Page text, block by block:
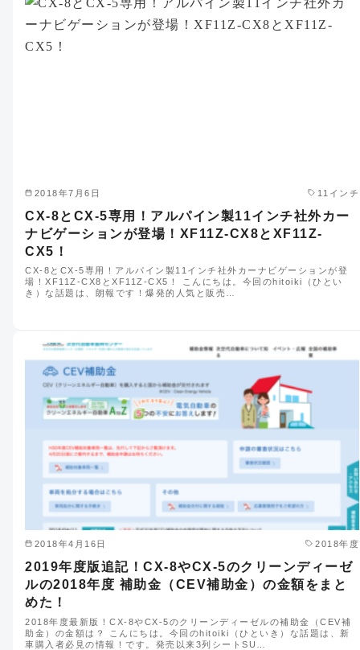
2018年7月6日 11インチ
CX-8とCX-5専用！アルパイン製11インチ社外カー
ナビゲーションが登場！XF11Z-CX8とXF11Z-
CX5！
CX-8とCX-5専用！アルパイン製11インチ社外カーナビゲーションが登
場！XF11Z-CX8とXF11Z-CX5！ こんにちは。今回のhitoiki（ひとい
き）な話題は、朗報です！爆発的人気と販売…
2018年4月16日 2018年度
2019年度版追記！CX-8やCX-5のクリーンディーゼ
ルの2018年度 補助金（CEV補助金）の金額をまと
めた！
2018年度最新版！CX-8やCX-5のクリーンディーゼルの補助金（CEV補
助金）の金額は？ こんにちは。今回のhitoiki（ひといき）な話題は、新
車購入者必見の情報！です。発売以来3列シートSU…